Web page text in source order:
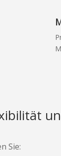
Sie: